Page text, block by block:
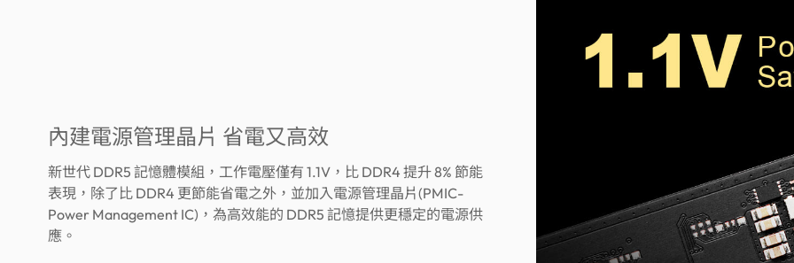
內建電源管理晶片 省電又高效
新世代 DDR5 記憶體模組，工作電壓僅有 1.1V，比 DDR4 提升 8% 節能
表現，除了比 DDR4 更節能省電之外，並加入電源管理晶片(PMIC-
Power Management IC)，為高效能的 DDR5 記憶提供更穩定的電源供
應。